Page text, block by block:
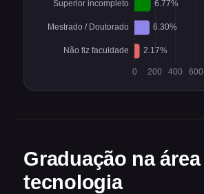
Graduação na
tecnologia